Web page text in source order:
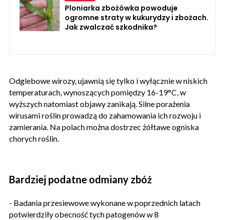
Ploniarka zbożówka powoduje
ogromne straty w kukurydzy i zbożach.
Jak zwalczać szkodnika?
Odglebowe wirozy, ujawnią się tylko i wyłącznie w niskich
temperaturach, wynoszących pomiędzy 16-19°C, w
wyższych natomiast objawy zanikają. Silne porażenia
wirusami roślin prowadzą do zahamowania ich rozwoju i
zamierania. Na polach można dostrzec żółtawe ogniska
chorych roślin.
Bardziej podatne odmiany zbóż
- Badania przesiewowe wykonane w poprzednich latach
potwierdziły obecność tych patogenów w 8